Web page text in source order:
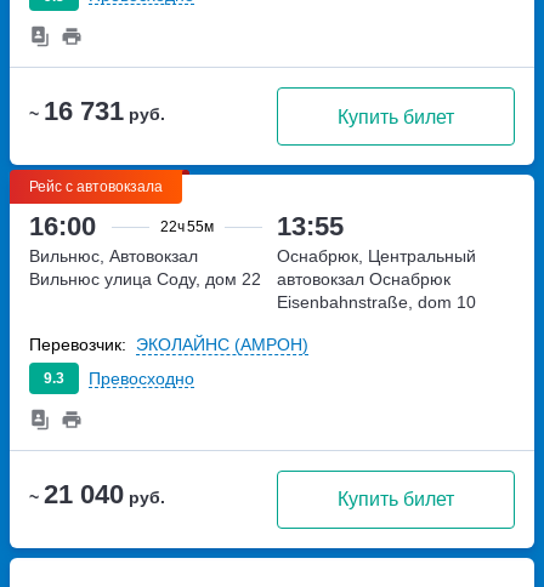
~ 16 731 руб. Купить билет
Рейс с автовокзала
16:00 22ч55м 13:55
~ 21 040 руб. Купить билет
Вильнюс, Автовокзал
Вильнюс улица Соду, дом 22
Оснабрюк, Центральный
автовокзал Оснабрюк
Eisenbahnstraße, dom 10
9.3 Превосходно
Перевозчик: ЭКОЛАЙНС (АМРОН)